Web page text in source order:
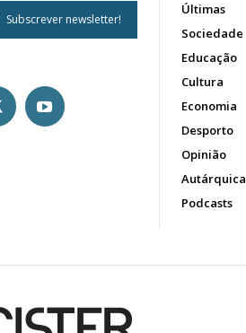
Subscrever newsletter!
Últimas
Sociedade
Educação
Cultura
Economia
Desporto
Opinião
Podcasts